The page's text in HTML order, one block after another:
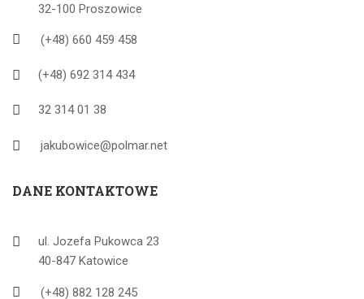
32-100 Proszowice
(+48) 660 459 458
(+48) 692 314 434
32 314 01 38
jakubowice@polmar.net
DANE KONTAKTOWE
ul. Jozefa Pukowca 23
40-847 Katowice
(+48) 882 128 245